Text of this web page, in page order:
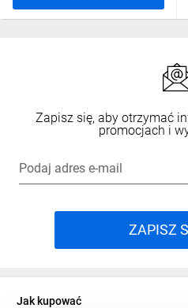
Zapisz się, aby otrzymać
promocjach i
Podaj adres e-mail
ZAPISZ
Jak kupować